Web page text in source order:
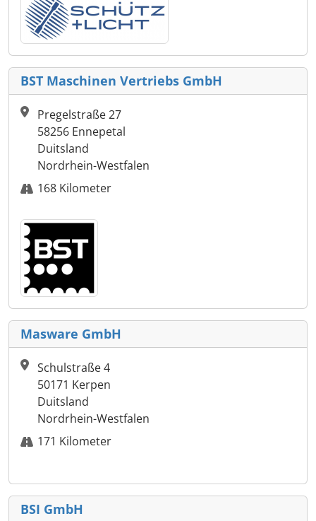
BST Maschinen Vertriebs GmbH
Pregelstraße 27
58256 Ennepetal
Duitsland
Nordrhein-Westfalen
168 Kilometer
Masware GmbH
Schulstraße 4
50171 Kerpen
Duitsland
Nordrhein-Westfalen
171 Kilometer
BSI GmbH